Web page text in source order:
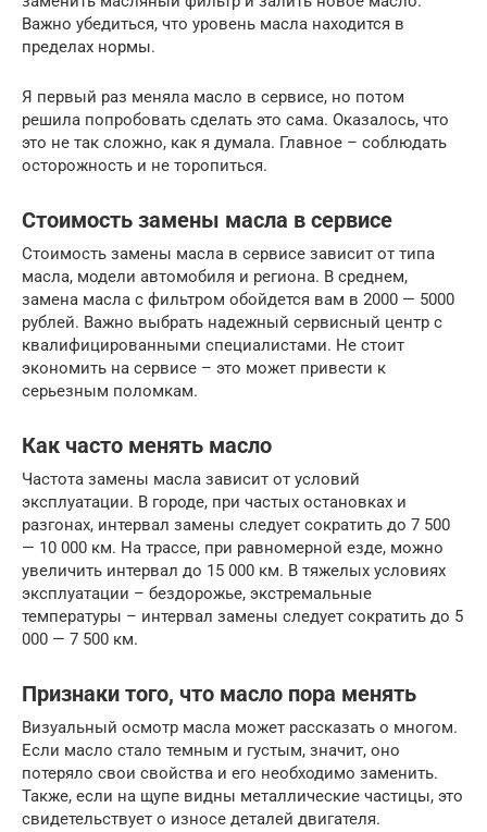
Важно убедиться, что уровень масла находится в
пределах нормы.
Я первый раз меняла масло в сервисе, но потом
решила попробовать сделать это сама. Оказалось, что
это не так сложно, как я думала. Главное – соблюдать
осторожность и не торопиться.
Стоимость замены масла в сервисе
Стоимость замены масла в сервисе зависит от типа
масла, модели автомобиля и региона. В среднем,
замена масла с фильтром обойдется вам в 2000 — 5000
рублей. Важно выбрать надежный сервисный центр с
квалифицированными специалистами. Не стоит
экономить на сервисе – это может привести к
серьезным поломкам.
Как часто менять масло
Частота замены масла зависит от условий
эксплуатации. В городе, при частых остановках и
разгонах, интервал замены следует сократить до 7 500
— 10 000 км. На трассе, при равномерной езде, можно
увеличить интервал до 15 000 км. В тяжелых условиях
эксплуатации – бездорожье, экстремальные
температуры – интервал замены следует сократить до 5
000 — 7 500 км.
Признаки того, что масло пора менять
Визуальный осмотр масла может рассказать о многом.
Если масло стало темным и густым, значит, оно
потеряло свои свойства и его необходимо заменить.
Также, если на щупе видны металлические частицы, это
свидетельствует о износе деталей двигателя.